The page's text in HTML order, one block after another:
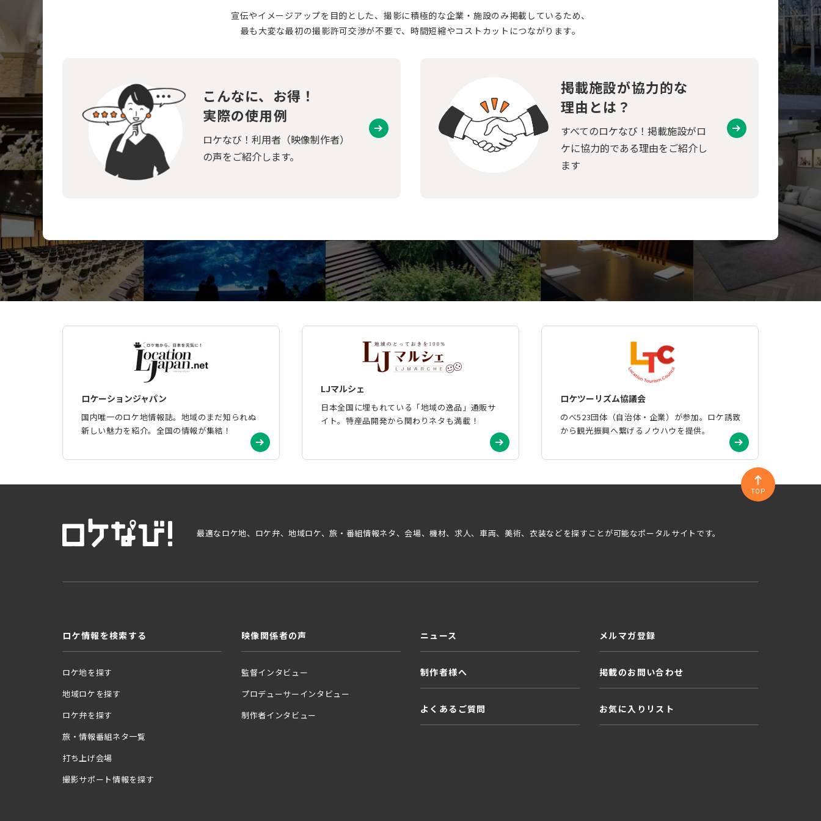
宣伝やイメージアップを目的とした、撮影に積極的な企業・施設のみ掲載しているため、
最も大変な最初の撮影許可交渉が不要で、時間短縮やコストカットにつながります。
こんなに、お得！
実際の使用例
ロケなび！利用者（映像制作者）
の声をご紹介します。
掲載施設が協力的な
理由とは？
すべてのロケなび！掲載施設がロ
ケに協力的である理由をご紹介し
ます
ロケーションジャパン
国内唯一のロケ地情報誌。地域のまだ知られぬ
新しい魅力を紹介。全国の情報が集結！
LJマルシェ
日本全国に埋もれている「地域の逸品」通販サ
イト。特産品開発から関わりネタも満載！
ロケツーリズム協議会
のべ523団体（自治体・企業）が参加。ロケ誘致
から観光振興へ繋げるノウハウを提供。
TOP
最適なロケ地、ロケ弁、地域ロケ、旅・番組情報ネタ、会場、機材、求人、車両、美術、衣装などを探すことが可能なポータルサイトです。
ロケ情報を検索する
ロケ地を探す
地域ロケを探す
ロケ弁を探す
旅・情報番組ネタ一覧
打ち上げ会場
撮影サポート情報を探す
映像関係者の声
監督インタビュー
プロデューサーインタビュー
制作者インタビュー
ニュース
制作者様へ
よくあるご質問
メルマガ登録
掲載のお問い合わせ
お気に入りリスト